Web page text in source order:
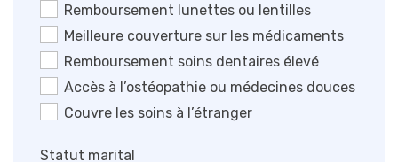
Remboursement lunettes ou lentilles
Meilleure couverture sur les médicaments
Remboursement soins dentaires élevé
Accès à l’ostéopathie ou médecines douces
Couvre les soins à l’étranger
Statut marital